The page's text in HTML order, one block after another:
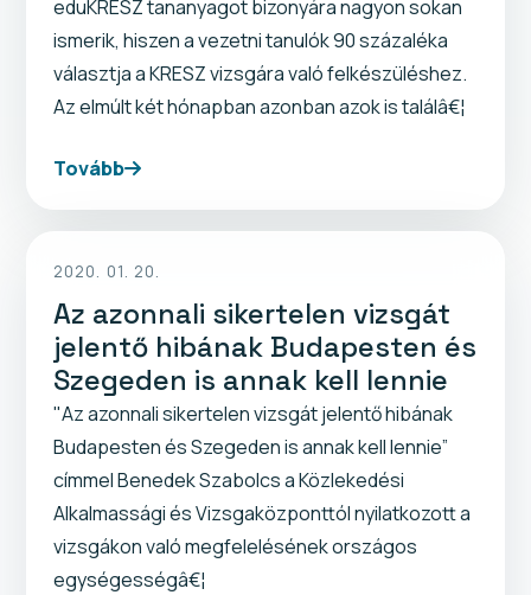
eduKRESZ tananyagot bizonyára nagyon sokan
ismerik, hiszen a vezetni tanulók 90 százaléka
választja a KRESZ vizsgára való felkészüléshez.
Az elmúlt két hónapban azonban azok is találâ€¦
Tovább
2020. 01. 20.
Az azonnali sikertelen vizsgát
jelentő hibának Budapesten és
Szegeden is annak kell lennie
"Az azonnali sikertelen vizsgát jelentő hibának
Budapesten és Szegeden is annak kell lennie”
címmel Benedek Szabolcs a Közlekedési
Alkalmassági és Vizsgaközponttól nyilatkozott a
vizsgákon való megfelelésének országos
egységességâ€¦